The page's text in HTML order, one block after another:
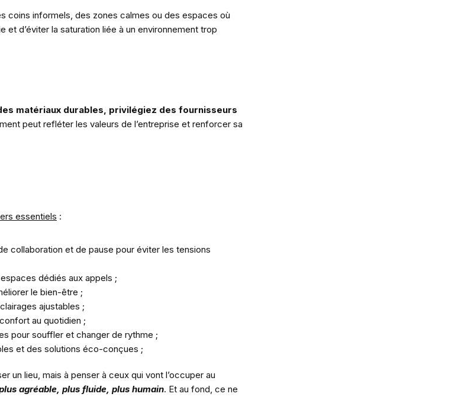
coins informels, des zones calmes ou des espaces où
et d’éviter la saturation liée à un environnement trop
matériaux durables, privilégiez des fournisseurs
peut refléter les valeurs de l’entreprise et renforcer sa
essentiels :
collaboration et de pause pour éviter les tensions
dédiés aux appels ;
le bien-être ;
ajustables ;
au quotidien ;
pour souffler et changer de rythme ;
et des solutions éco-conçues ;
un lieu, mais à penser à ceux qui vont l’occuper au
agréable, plus fluide, plus humain. Et au fond, ce ne